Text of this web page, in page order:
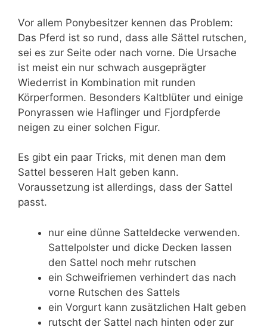
Vor allem Ponybesitzer kennen das Problem:
Das Pferd ist so rund, dass alle Sättel rutschen,
sei es zur Seite oder nach vorne. Die Ursache
ist meist ein nur schwach ausgeprägter
Wiederrist in Kombination mit runden
Körperformen. Besonders Kaltblüter und einige
Ponyrassen wie Haflinger und Fjordpferde
neigen zu einer solchen Figur.
Es gibt ein paar Tricks, mit denen man dem
Sattel besseren Halt geben kann.
Voraussetzung ist allerdings, dass der Sattel
passt.
nur eine dünne Satteldecke verwenden.
Sattelpolster und dicke Decken lassen
den Sattel noch mehr rutschen
ein Schweifriemen verhindert das nach
vorne Rutschen des Sattels
ein Vorgurt kann zusätzlichen Halt geben
rutscht der Sattel nach hinten oder zur